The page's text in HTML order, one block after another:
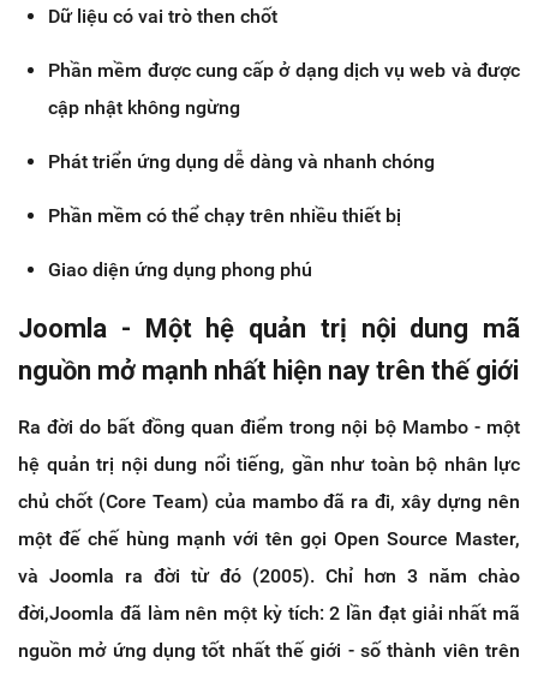
Dữ liệu có vai trò then chốt
Phần mềm được cung cấp ở dạng dịch vụ web và được
cập nhật không ngừng
Phát triển ứng dụng dễ dàng và nhanh chóng
Phần mềm có thể chạy trên nhiều thiết bị
Giao diện ứng dụng phong phú
Joomla - Một hệ quản trị nội dung mã
nguồn mở mạnh nhất hiện nay trên thế giới
Ra đời do bất đồng quan điểm trong nội bộ Mambo - một
hệ quản trị nội dung nổi tiếng, gần như toàn bộ nhân lực
chủ chốt (Core Team) của mambo đã ra đi, xây dựng nên
một đế chế hùng mạnh với tên gọi Open Source Master,
và Joomla ra đời từ đó (2005). Chỉ hơn 3 năm chào
đời,Joomla đã làm nên một kỳ tích: 2 lần đạt giải nhất mã
nguồn mở ứng dụng tốt nhất thế giới - số thành viên trên